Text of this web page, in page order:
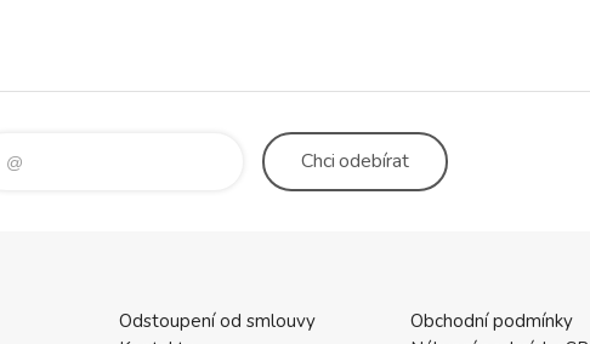
Chciodebírat
Odstoupení od smlouvy
Obchodní podmínky